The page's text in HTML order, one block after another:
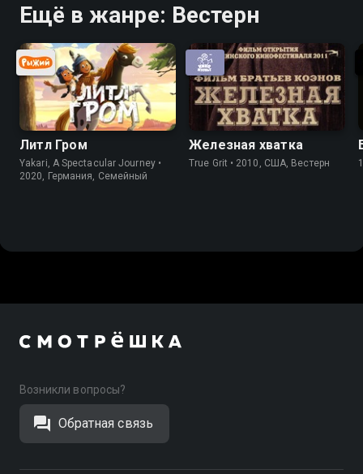
Ещё в жанре: Вестерн
Литл Гром
Yakari, A Spectacular Journey •
2020, Германия, Cемейный
Железная хватка
True Grit • 2010, США, Вестерн
Возникли вопросы?
Обратная связь